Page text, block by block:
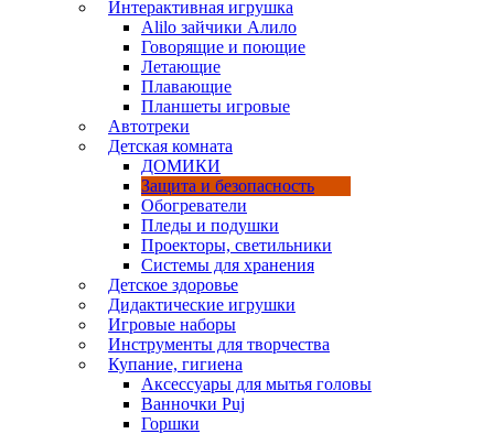
Интерактивная игрушка
Alilo зайчики Алило
Говорящие и поющие
Летающие
Плавающие
Планшеты игровые
Автотреки
Детская комната
ДОМИКИ
Защита и безопасность
Обогреватели
Пледы и подушки
Проекторы, светильники
Системы для хранения
Детское здоровье
Дидактические игрушки
Игровые наборы
Инструменты для творчества
Купание, гигиена
Аксессуары для мытья головы
Ванночки Puj
Горшки